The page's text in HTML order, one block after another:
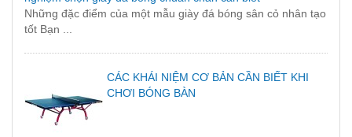
Những đặc điểm của một mẫu giày đá bóng sân cỏ nhân tạo
tốt Bạn ...
CÁC KHÁI NIỆM CƠ BẢN CẦN BIẾT KHI
CHƠI BÓNG BÀN